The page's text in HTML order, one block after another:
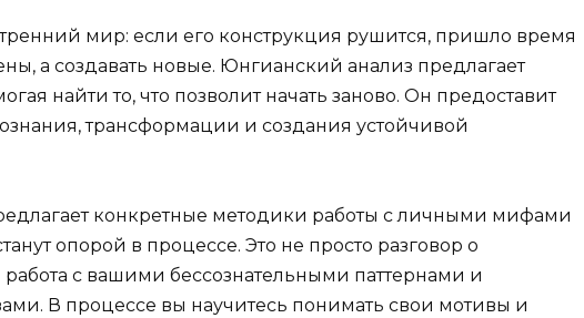
мир: если его конструкция рушится, пришло время
а создавать новые. Юнгианский анализ предлагает
найти то, что позволит начать заново. Он предоставит
трансформации и создания устойчивой
конкретные методики работы с личными мифами
опорой в процессе. Это не просто разговор о
работа с вашими бессознательными паттернами и
В процессе вы научитесь понимать свои мотивы и